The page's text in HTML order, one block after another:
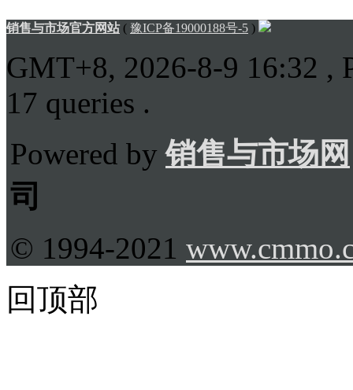
销售与市场官方网站( 豫ICP备19000188号-5 )
GMT+8, 2026-8-9 16:32 ,
17 queries .
Powered by销售与市场网
司
© 1994-2021
回顶部